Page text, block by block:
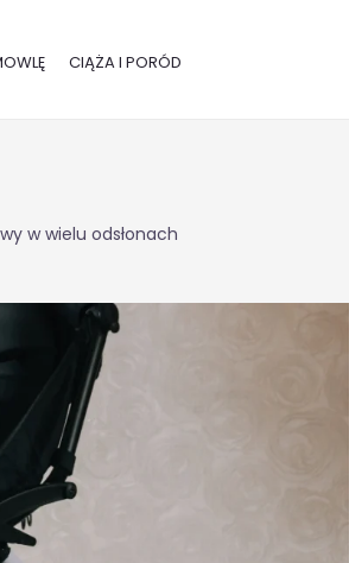
CIĄŻA I PORÓD
w wielu odsłonach